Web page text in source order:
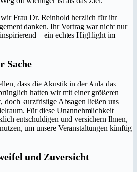
Frau Dr. Reinhold herzlich für ihr
danken. Ihr Vortrag war nicht nur
– ein echtes Highlight im
Sache
dass die Akustik in der Aula das
hatten wir mit einer größeren
doch kurzfristige Absagen ließen uns
Für diese Unannehmlichkeit
entschuldigen und versichern Ihnen,
um unsere Veranstaltungen künftig
und Zuversicht